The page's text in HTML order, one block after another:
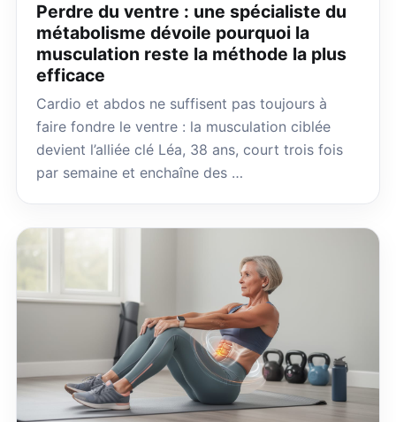
Perdre du ventre : une spécialiste du
métabolisme dévoile pourquoi la
musculation reste la méthode la plus
efficace
Cardio et abdos ne suffisent pas toujours à
faire fondre le ventre : la musculation ciblée
devient l’alliée clé Léa, 38 ans, court trois fois
par semaine et enchaîne des …